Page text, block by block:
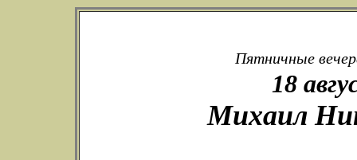
Пятничные
18
Михаил